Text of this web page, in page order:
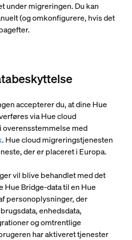
under migreringen. Du kan
(og omkonfigurere, hvis det
accepterer du, at dine Hue
via Hue cloud
med
. Hue cloud migreringstjenesten
der er placeret i Europa.
vil blive behandlet med det
Hue Bridge-data til en Hue
personoplysninger, der
enhedsdata,
og omtrentlige
har aktiveret tjenester